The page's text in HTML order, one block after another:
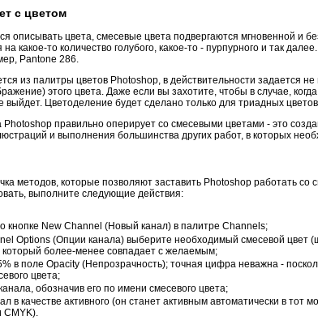
с цветом
описывать цвета, смесевые цвета подвергаются мгновенной и
какое-то количество голубого, какое-то - пурпурного и так
Pantone 286.
из палитры цветов Photoshop, в действительности
этого цвета. Даже если вы захотите, чтобы в случае,
выйдет. Цветоделение будет сделано только для триадных цветов.
Photoshop правильно оперирует со смесевыми цветами - это
и выполнения большинства других работ, в которых
методов, которые позволяют заставить Photoshop работать
выполните следующие действия:
Options (Опции канала) выберите необходимый смесевой цвет
который более-менее совпадает с желаемым;
в поле Opacity (Непрозрачность); точная цифра неважна -
цвета;
обозначив его по имени смесевого цвета;
в качестве активного (он станет активным автоматически в тот
CMYK).